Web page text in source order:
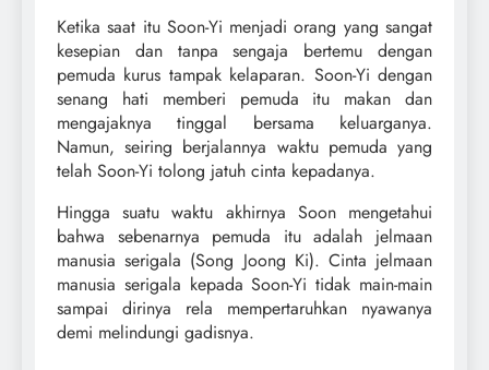
Ketika saat itu Soon-Yi menjadi orang yang sangat
kesepian dan tanpa sengaja bertemu dengan
pemuda kurus tampak kelaparan. Soon-Yi dengan
senang hati memberi pemuda itu makan dan
mengajaknya tinggal bersama keluarganya.
Namun, seiring berjalannya waktu pemuda yang
telah Soon-Yi tolong jatuh cinta kepadanya.
Hingga suatu waktu akhirnya Soon mengetahui
bahwa sebenarnya pemuda itu adalah jelmaan
manusia serigala (Song Joong Ki). Cinta jelmaan
manusia serigala kepada Soon-Yi tidak main-main
sampai dirinya rela mempertaruhkan nyawanya
demi melindungi gadisnya.